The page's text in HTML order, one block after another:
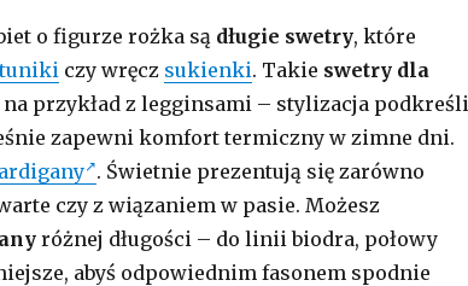
o figurze rożka są długie swetry, które
czy wręcz sukienki. Takie swetry dla
na przykład z legginsami – stylizacja podkreśli
zapewni komfort termiczny w zimne dni.
. Świetnie prezentują się zarówno
czy z wiązaniem w pasie. Możesz
różnej długości – do linii biodra, połowy
abyś odpowiednim fasonem spodnie